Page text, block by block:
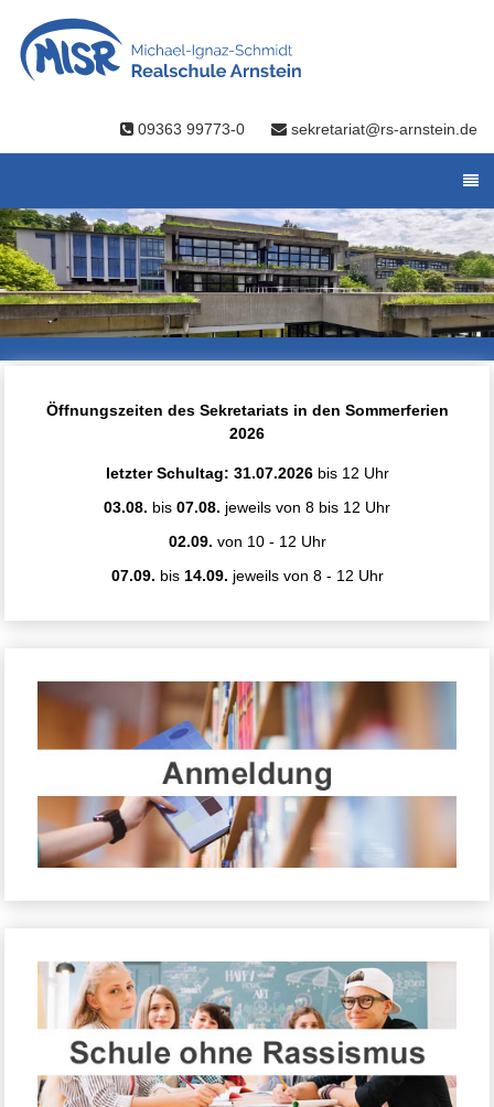
09363 99773-0 sekretariat@rs-arnstein.de
Öffnungszeiten des Sekretariats in den Sommerferien
2026
letzter Schultag: 31.07.2026 bis 12 Uhr
03.08. bis 07.08. jeweils von 8 bis 12 Uhr
02.09. von 10 - 12 Uhr
07.09. bis 14.09. jeweils von 8 - 12 Uhr